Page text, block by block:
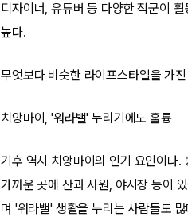
디자이너, 유튜버 등 다양한 직군이
높다.
무엇보다 비슷한 라이프스타일을 가
치앙마이, '워라밸' 누리기에도 훌륭
기후 역시 치앙마이의 인기 요인이다
가까운 곳에 산과 사원, 야시장 등이
며 '워라밸' 생활을 누리는 사람들도 많